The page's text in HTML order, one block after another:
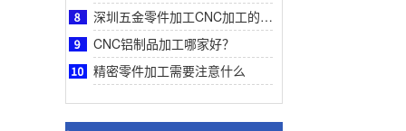
深圳五金零件加工CNC加工的数控系统特点有什么？
CNC铝制品加工哪家好？
精密零件加工需要注意什么